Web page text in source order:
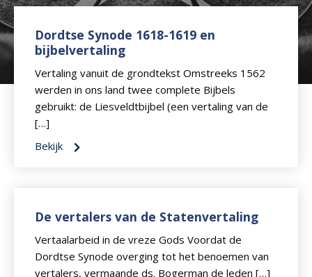
Dordtse Synode 1618-1619 en
bijbelvertaling
Vertaling vanuit de grondtekst Omstreeks 1562
werden in ons land twee complete Bijbels
gebruikt: de Liesveldtbijbel (een vertaling van de
[…]
Bekijk
De vertalers van de Statenvertaling
Vertaalarbeid in de vreze Gods Voordat de
Dordtse Synode overging tot het benoemen van
vertalers, vermaande ds. Bogerman de leden […]